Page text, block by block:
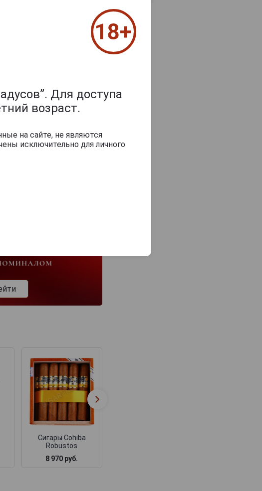
0из 2000 знаков
Сигары Cohiba
Robustos
8 970 руб.
Для доступа
возраст.
на сайте, не являются
исключительно для личного